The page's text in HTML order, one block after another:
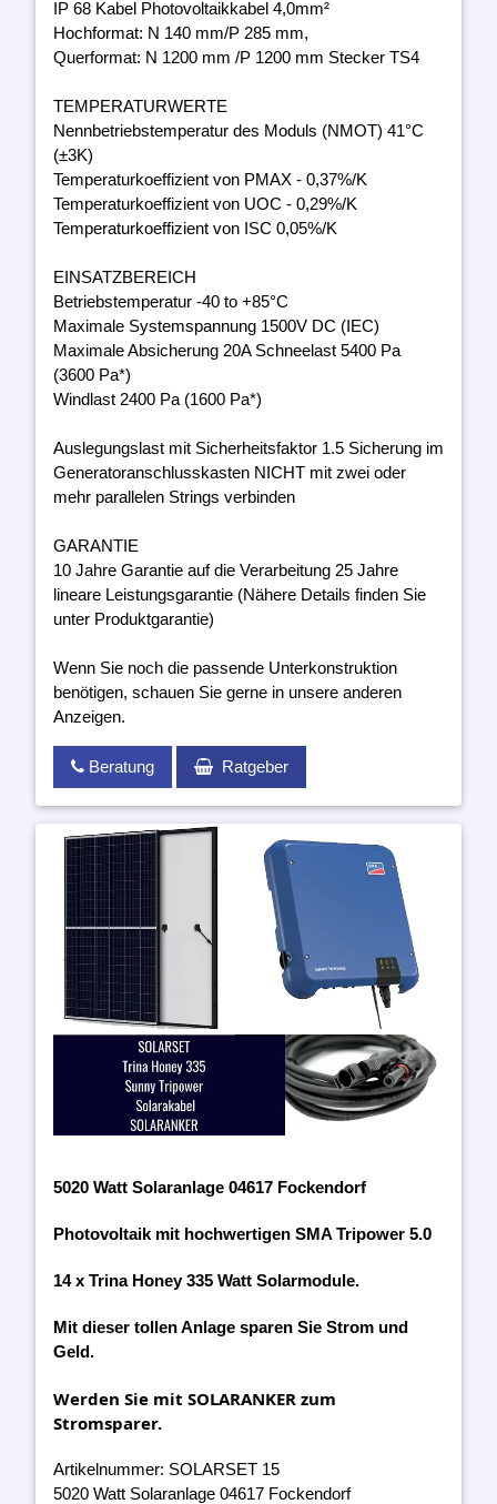
IP 68 Kabel Photovoltaikkabel 4,0mm²
Hochformat: N 140 mm/P 285 mm,
Querformat: N 1200 mm /P 1200 mm Stecker TS4
TEMPERATURWERTE
Nennbetriebstemperatur des Moduls (NMOT) 41°C
(±3K)
Temperaturkoeffizient von PMAX - 0,37%/K
Temperaturkoeffizient von UOC - 0,29%/K
Temperaturkoeffizient von ISC 0,05%/K
EINSATZBEREICH
Betriebstemperatur -40 to +85°C
Maximale Systemspannung 1500V DC (IEC)
Maximale Absicherung 20A Schneelast 5400 Pa
(3600 Pa*)
Windlast 2400 Pa (1600 Pa*)
Auslegungslast mit Sicherheitsfaktor 1.5 Sicherung im
Generatoranschlusskasten NICHT mit zwei oder
mehr parallelen Strings verbinden
GARANTIE
10 Jahre Garantie auf die Verarbeitung 25 Jahre
lineare Leistungsgarantie (Nähere Details finden Sie
unter Produktgarantie)
Wenn Sie noch die passende Unterkonstruktion
benötigen, schauen Sie gerne in unsere anderen
Anzeigen.
Beratung Ratgeber
5020 Watt Solaranlage 04617 Fockendorf
Photovoltaik mit hochwertigen SMA Tripower 5.0
14 x Trina Honey 335 Watt Solarmodule.
Mit dieser tollen Anlage sparen Sie Strom und
Geld.
Werden Sie mit SOLARANKER zum
Stromsparer.
Artikelnummer: SOLARSET 15
5020 Watt Solaranlage 04617 Fockendorf